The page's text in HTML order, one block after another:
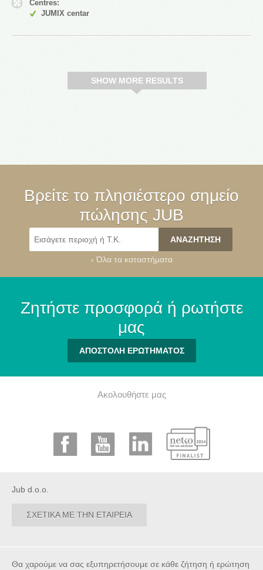
Centres:
JUMIX centar
SHOW MORE RESULTS
Βρείτε το πλησιέστερο σημείο
πώλησης JUB
›Όλα τα καταστήματα
Ζητήστε προσφορά ή ρωτήστε
μας
ΑΠΟΣΤΟΛΗ ΕΡΩΤΗΜΑΤΟΣ
Ακολουθήστε μας
Jub d.o.o.
ΣΧΕΤΙΚΑ ΜΕ ΤΗΝ ΕΤΑΙΡΕΙΑ
Θα χαρούμε να σας εξυπηρετήσουμε σε κάθε ζήτηση ή ερώτηση